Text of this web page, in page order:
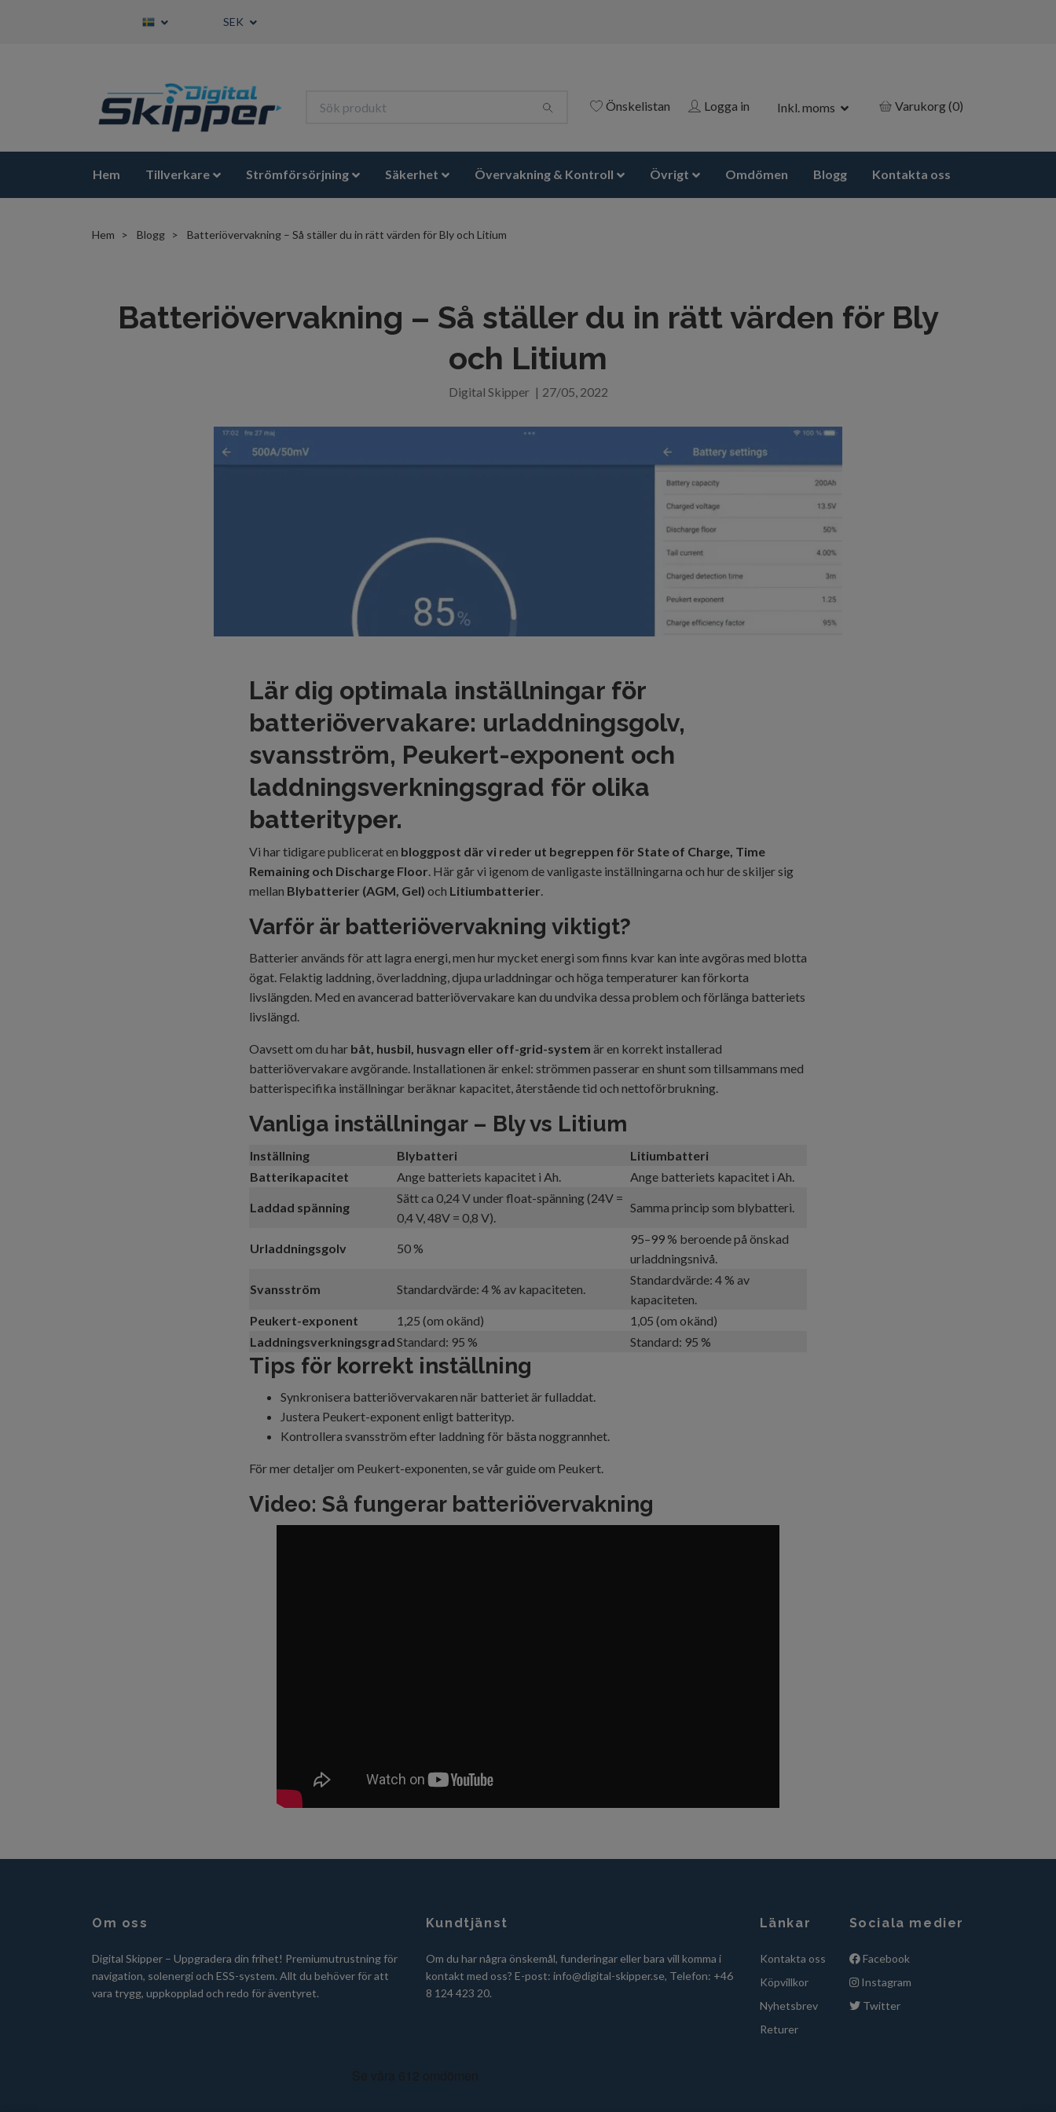
SEK
Önskelistan Logga in Inkl. moms Varukorg(0)
Hem Tillverkare Strömförsörjning Säkerhet Övervakning & Kontroll Övrigt Omdömen Blogg Kontakta oss
Hem Blogg Batteriövervakning – Så ställer du in rätt värden för Bly och Litium
Batteriövervakning – Så ställer du in rätt värden för Bly
och Litium
Digital Skipper | 27/05, 2022
Lär dig optimala inställningar för
batteriövervakare: urladdningsgolv,
svansström, Peukert-exponent och
laddningsverkningsgrad för olika
batterityper.
Vi har tidigare publicerat en bloggpost där vi reder ut begreppen för State of Charge, Time
Remaining och Discharge Floor. Här går vi igenom de vanligaste inställningarna och hur de skiljer sig
mellan Blybatterier (AGM, Gel) och Litiumbatterier.
Varför är batteriövervakning viktigt?
Batterier används för att lagra energi, men hur mycket energi som finns kvar kan inte avgöras med blotta
ögat. Felaktig laddning, överladdning, djupa urladdningar och höga temperaturer kan förkorta
livslängden. Med en avancerad batteriövervakare kan du undvika dessa problem och förlänga batteriets
livslängd.
Oavsett om du har båt, husbil, husvagn eller off-grid-system är en korrekt installerad
batteriövervakare avgörande. Installationen är enkel: strömmen passerar en shunt som tillsammans med
batterispecifika inställningar beräknar kapacitet, återstående tid och nettoförbrukning.
Vanliga inställningar – Bly vs Litium
Inställning Blybatteri
Litiumbatteri
Batterikapacitet
Ange batteriets kapacitet i Ah. Ange batteriets kapacitet i Ah.
Laddad spänning
Sätt ca 0,24 V under float-spänning (24V =
0,4 V, 48V = 0,8 V).
Samma princip som blybatteri.
Urladdningsgolv 50 %
95–99 % beroende på önskad
urladdningsnivå.
Svansström Standardvärde: 4 % av kapaciteten.
Standardvärde: 4 % av
kapaciteten.
Peukert-exponent
1,25 (om okänd)
1,05 (om okänd)
LaddningsverkningsgradStandard: 95 % Standard: 95 %
Tips för korrekt inställning
Synkronisera batteriövervakaren när batteriet är fulladdat.
Justera Peukert-exponent enligt batterityp.
Kontrollera svansström efter laddning för bästa noggrannhet.
För mer detaljer om Peukert-exponenten, se vårguide om Peukert.
Video: Så fungerar batteriövervakning
Om oss
Digital Skipper – Uppgradera din frihet! Premiumutrustning för
navigation, solenergi och ESS-system. Allt du behöver för att
vara trygg, uppkopplad och redo för äventyret.
Kundtjänst
Om du har några önskemål, funderingar eller bara vill komma i
kontakt med oss? E-post: info@digital-skipper.se, Telefon: +46
8 124 423 20.
Länkar
Kontakta oss
Köpvillkor
Nyhetsbrev
Returer
Sociala medier
Facebook
Instagram
Twitter